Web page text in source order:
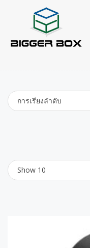
การเรียงลำดับ
Show 10